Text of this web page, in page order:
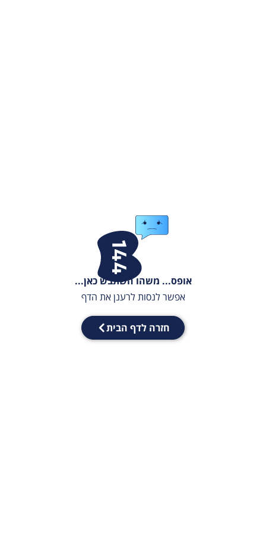
אופס... משהו השתבש כאן...
אפשר לנסות לרענן את הדף
חזרה לדף הבית